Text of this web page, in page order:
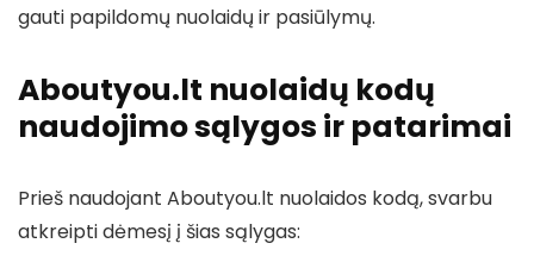
gauti papildomų nuolaidų ir pasiūlymų.
Aboutyou.lt nuolaidų kodų
naudojimo sąlygos ir patarimai
Prieš naudojant Aboutyou.lt nuolaidos kodą, svarbu
atkreipti dėmesį į šias sąlygas: